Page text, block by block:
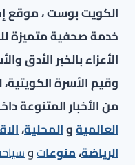
الكويت بوست ، موقع
خدمة صحفية متميزة
الأعزاء بالخبر الأدق
وقيم الأسرة
من الأخبار المتنوعة
العالميةوالمحلية،
الرياضة،منوعاتو